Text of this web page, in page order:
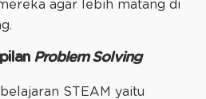
agar lebih matang di
Problem Solving
STEAM yaitu